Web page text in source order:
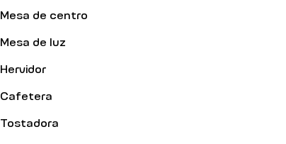
Mesa de centro
Mesa de luz
Hervidor
Cafetera
Tostadora